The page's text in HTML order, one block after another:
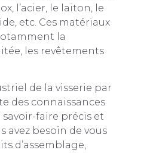
l’acier, le laiton, le
etc. Ces matériaux
la
les revêtements
de la visserie par
des connaissances
faire précis et
avez besoin de vous
d’assemblage,